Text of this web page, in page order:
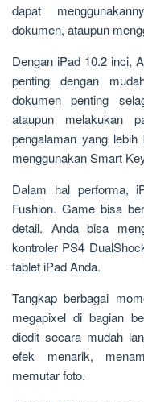
dapat
dokumen, ataupun
Dengan iPad 10.2 inci,
penting dengan
dokumen penting
ataupun melakukan
pengalaman yang
menggunakan Smart
Dalam hal performa,
Fushion. Game bisa
detail. Anda bisa
kontroler PS4
tablet iPad Anda.
Tangkap berbagai
megapixel di bagian
diedit secara mudah
efek menarik,
memutar foto.